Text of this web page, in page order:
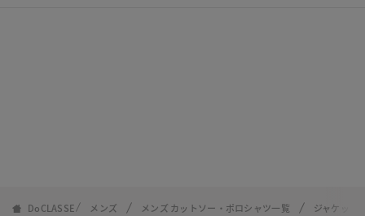
DoCLASSE メンズ メンズ カットソー・ポロシャツ一覧 ジャケット